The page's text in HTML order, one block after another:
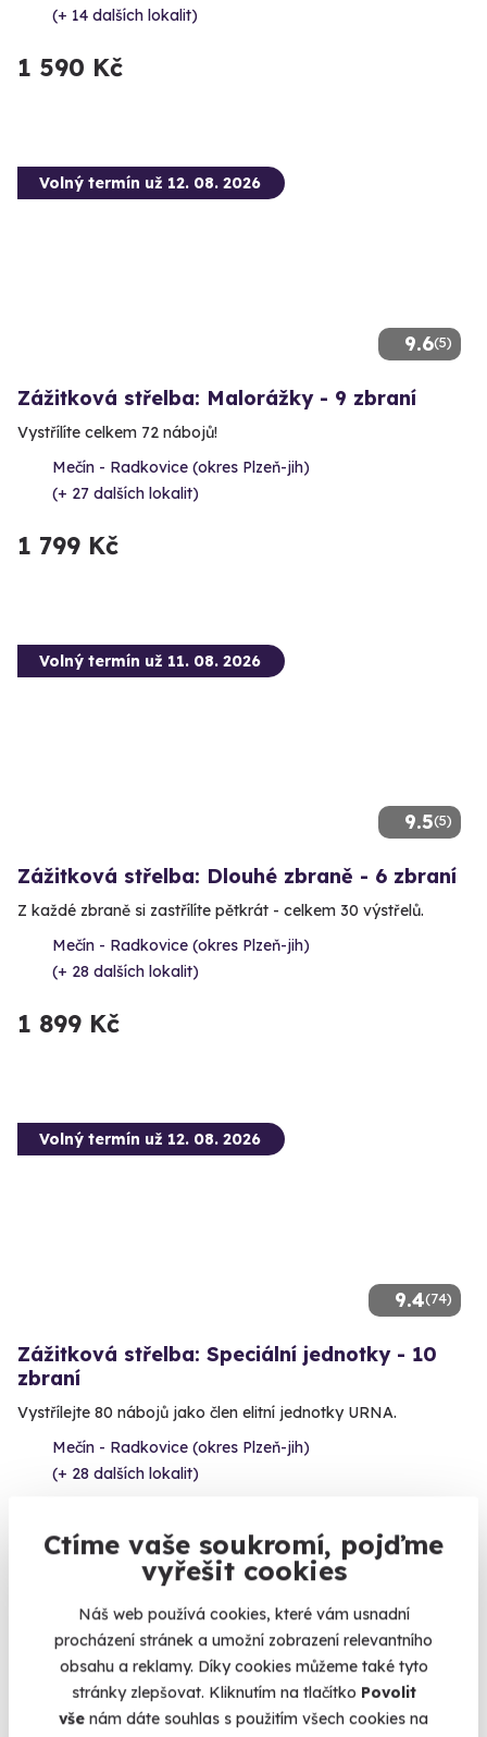
Ctíme vaše soukromí, pojďme
vyřešit cookies
Náš web používá cookies, které vám usnadní
procházení stránek a umožní zobrazení relevantního
obsahu a reklamy. Díky cookies můžeme také tyto
stránky zlepšovat. Kliknutím na tlačítko Povolit
vše nám dáte souhlas s použitím všech cookies na
(+ 14 dalších lokalit)
1 590 Kč
9.6(5)
Volný termín už 12. 08. 2026
Zážitková střelba: Malorážky - 9 zbraní
Vystřílíte celkem 72 nábojů!
Mečín - Radkovice (okres Plzeň-jih)
(+ 27 dalších lokalit)
1 799 Kč
9.5(5)
Volný termín už 11. 08. 2026
Zážitková střelba: Dlouhé zbraně - 6 zbraní
Z každé zbraně si zastřílíte pětkrát - celkem 30 výstřelů.
Mečín - Radkovice (okres Plzeň-jih)
(+ 28 dalších lokalit)
1 899 Kč
9.4(74)
Volný termín už 12. 08. 2026
Zážitková střelba: Speciální jednotky - 10
zbraní
Vystřílejte 80 nábojů jako člen elitní jednotky URNA.
Mečín - Radkovice (okres Plzeň-jih)
(+ 28 dalších lokalit)
1 999 Kč
Volný termín už 12. 08. 2026